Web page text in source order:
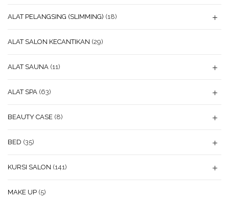
ALAT PELANGSING (SLIMMING) (18)
ALAT SALON KECANTIKAN (29)
ALAT SAUNA (11)
ALAT SPA (63)
BEAUTY CASE (8)
BED (35)
KURSI SALON (141)
MAKE UP (5)